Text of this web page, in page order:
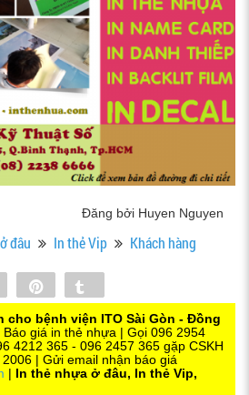
Đăng bởi Huyen Nguyen
đâu In thẻ Vip Khách hàng
Share
0
cho bệnh viện ITO Sài Gòn - Đồng
Báo giá in thẻ nhựa | Gọi 096 2954
4212 365 - 096 2457 365 gặp CSKH
| Gửi email nhận báo giá
| In thẻ nhựa ở đâu, In thẻ Vip,